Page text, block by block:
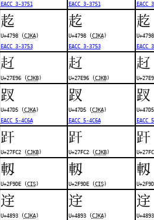
EACC 3-3751
EACC 3-3751
EACC
䞘
U+4798 (CJKA)
EACC 3-3753
䞘
U+4798 (CJKA)
EACC 3-3753
䞘
EACC
𧺖
U+27E96 (CJKB)
𧺖
U+27E96 (CJKB)
𧺖
䟕
U+47D5 (CJKA)
EACC 5-4C6A
䟕
U+47D5 (CJKA)
EACC 5-4C6A
䟕
EACC
𧿂
U+27FC2 (CJKB)
𧿂
U+27FC2 (CJKB)
𧿂
軔
U+2F9DE (CIS)
軔
U+2F9DE (CIS)
軔
䢓
U+4893 (CJKA)
䢓
U+4893 (CJKA)
䢓